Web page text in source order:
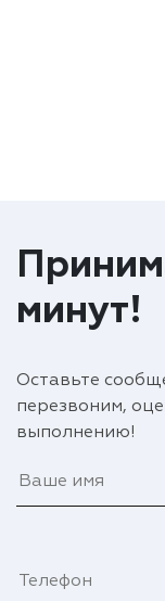
минут!
Оставьте
перезвоним,
выполнению!